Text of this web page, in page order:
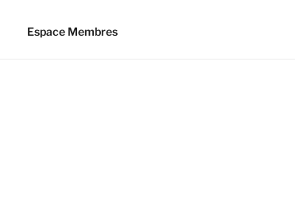
Espace Membres